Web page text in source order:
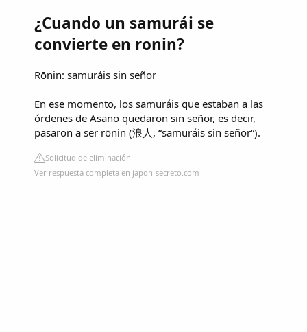
¿Cuando un samurái se
convierte en ronin?
Rōnin: samuráis sin señor
En ese momento, los samuráis que estaban a las
órdenes de Asano quedaron sin señor, es decir,
pasaron a ser rōnin (浪人, “samuráis sin señor“).
Solicitud de eliminación
Ver respuesta completa en japon-secreto.com